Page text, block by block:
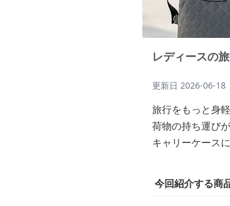
レディースの
更新日 2026-06-18
旅行をもっと身
荷物の持ち運び
キャリーケース
今回紹介する商